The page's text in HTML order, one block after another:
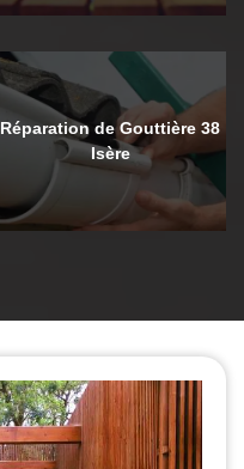
Réparation de Gouttière 38
Isère